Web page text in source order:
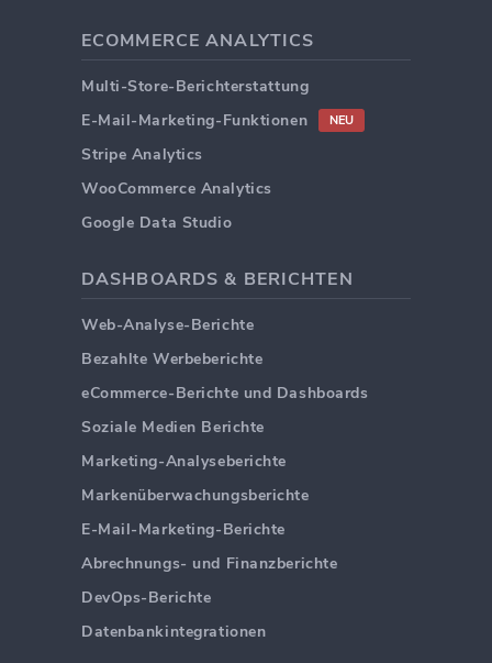
ECOMMERCE ANALYTICS
Multi-Store-Berichterstattung
E-Mail-Marketing-Funktionen
NEU
Stripe Analytics
WooCommerce Analytics
Google Data Studio
DASHBOARDS & BERICHTEN
Web-Analyse-Berichte
Bezahlte Werbeberichte
eCommerce-Berichte und Dashboards
Soziale Medien Berichte
Marketing-Analyseberichte
Markenüberwachungsberichte
E-Mail-Marketing-Berichte
Abrechnungs- und Finanzberichte
DevOps-Berichte
Datenbankintegrationen